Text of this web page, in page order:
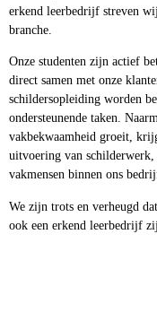
erkend leerbedrijf streven
branche.
Onze studenten zijn actief
direct samen met onze
schildersopleiding worden
ondersteunende taken.
vakbekwaamheid groeit,
uitvoering van
vakmensen binnen ons
We zijn trots en verheugd
ook een erkend leerbedrijf